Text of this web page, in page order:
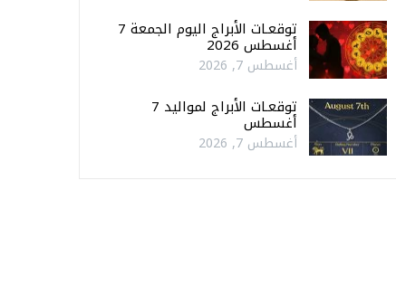
توقعـات الأبراج اليوم الجمعة 7
أغسطس 2026
أغسطس 7, 2026
توقعـات الأبراج لمواليد 7
أغسطس
أغسطس 7, 2026